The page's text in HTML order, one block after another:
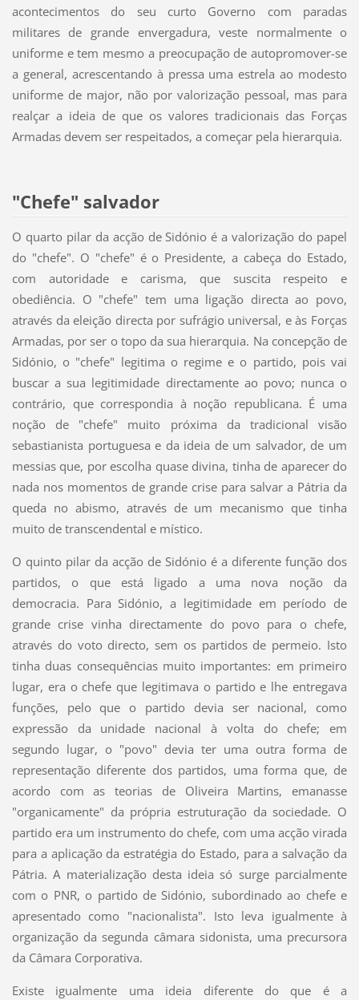
acontecimentos do seu curto Governo com paradas
militares de grande envergadura, veste normalmente o
uniforme e tem mesmo a preocupação de autopromover-se
a general, acrescentando à pressa uma estrela ao modesto
uniforme de major, não por valorização pessoal, mas para
realçar a ideia de que os valores tradicionais das Forças
Armadas devem ser respeitados, a começar pela hierarquia.
"Chefe" salvador
O quarto pilar da acção de Sidónio é a valorização do papel
do "chefe". O "chefe" é o Presidente, a cabeça do Estado,
com autoridade e carisma, que suscita respeito e
obediência. O "chefe" tem uma ligação directa ao povo,
através da eleição directa por sufrágio universal, e às Forças
Armadas, por ser o topo da sua hierarquia. Na concepção de
Sidónio, o "chefe" legitima o regime e o partido, pois vai
buscar a sua legitimidade directamente ao povo; nunca o
contrário, que correspondia à noção republicana. É uma
noção de "chefe" muito próxima da tradicional visão
sebastianista portuguesa e da ideia de um salvador, de um
messias que, por escolha quase divina, tinha de aparecer do
nada nos momentos de grande crise para salvar a Pátria da
queda no abismo, através de um mecanismo que tinha
muito de transcendental e místico.
O quinto pilar da acção de Sidónio é a diferente função dos
partidos, o que está ligado a uma nova noção da
democracia. Para Sidónio, a legitimidade em período de
grande crise vinha directamente do povo para o chefe,
através do voto directo, sem os partidos de permeio. Isto
tinha duas consequências muito importantes: em primeiro
lugar, era o chefe que legitimava o partido e lhe entregava
funções, pelo que o partido devia ser nacional, como
expressão da unidade nacional à volta do chefe; em
segundo lugar, o "povo" devia ter uma outra forma de
representação diferente dos partidos, uma forma que, de
acordo com as teorias de Oliveira Martins, emanasse
"organicamente" da própria estruturação da sociedade. O
partido era um instrumento do chefe, com uma acção virada
para a aplicação da estratégia do Estado, para a salvação da
Pátria. A materialização desta ideia só surge parcialmente
com o PNR, o partido de Sidónio, subordinado ao chefe e
apresentado como "nacionalista". Isto leva igualmente à
organização da segunda câmara sidonista, uma precursora
da Câmara Corporativa.
Existe igualmente uma ideia diferente do que é a